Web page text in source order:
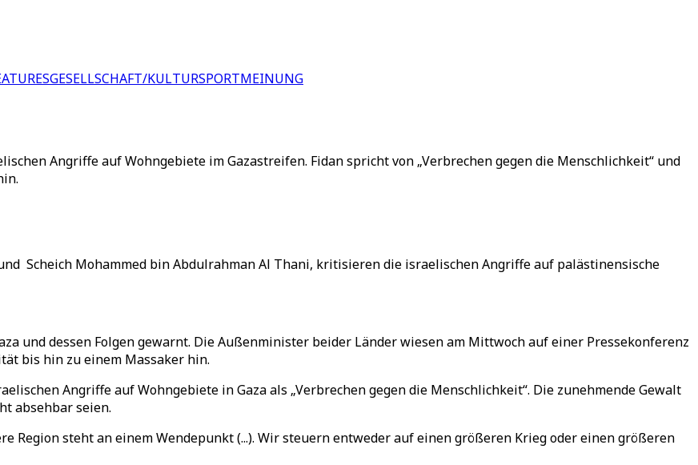
GESELLSCHAFT/KULTURSPORTMEINUNG
Angriffe auf Wohngebiete im Gazastreifen. Fidan spricht von „Verbrechen gegen die Menschlichkeit“ und
Scheich Mohammed bin Abdulrahman Al Thani, kritisieren die israelischen Angriffe auf palästinensische
und dessen Folgen gewarnt. Die Außenminister beider Länder wiesen am Mittwoch auf einer Pressekonferenz
bis hin zu einem Massaker hin.
Angriffe auf Wohngebiete in Gaza als „Verbrechen gegen die Menschlichkeit“. Die zunehmende Gewalt
absehbar seien.
Region steht an einem Wendepunkt (...). Wir steuern entweder auf einen größeren Krieg oder einen größeren